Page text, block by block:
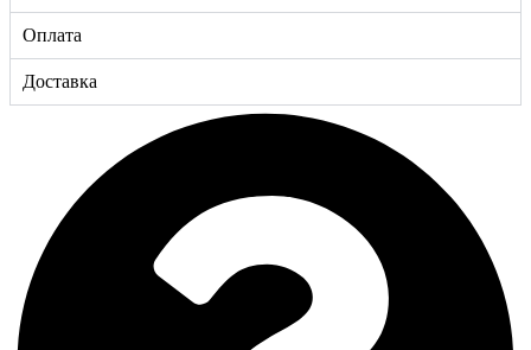
Оплата
Доставка